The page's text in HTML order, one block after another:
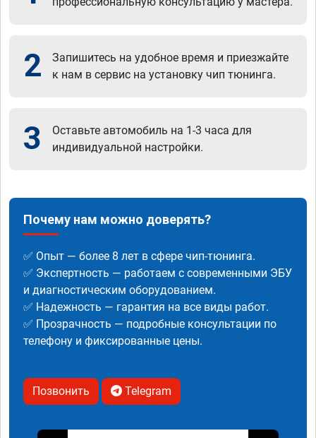
2
Запишитесь на удобное время и приезжайте
к нам в сервис на установку чип тюнинга.
3
Оставьте автомобиль на 1-3 часа для
индивидуальной настройки.
Почему нам можно доверять?
✅ Опыт — более 8 лет в сфере чип-тюнинга.
✅ Экспертность — работаем с современными ЭБУ
и диагностическим оборудованием.
✅ Надежность — гарантия на все виды работ.
✅ Прозрачность — подробные консультации по
телефону и фиксированные цены.
Позвонить Telegram